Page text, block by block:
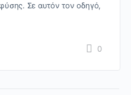
Σε αυτόν τον οδηγό,
0